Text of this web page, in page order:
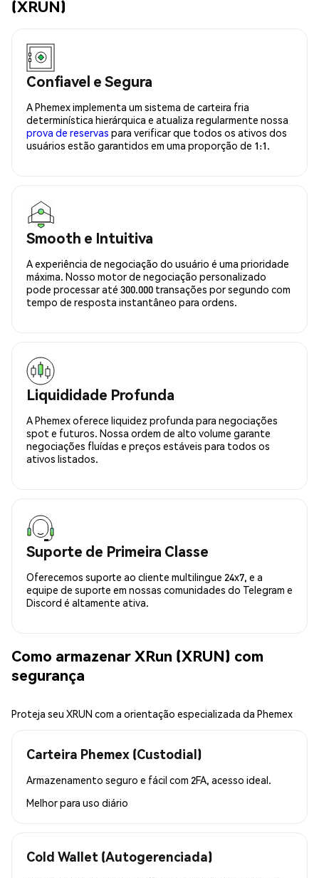
(XRUN)
Confiavel e Segura
A Phemex implementa um sistema de carteira fria
determinística hierárquica e atualiza regularmente nossa
prova de reservas para verificar que todos os ativos dos
usuários estão garantidos em uma proporção de 1:1.
Smooth e Intuitiva
A experiência de negociação do usuário é uma prioridade
máxima. Nosso motor de negociação personalizado
pode processar até 300.000 transações por segundo com
tempo de resposta instantâneo para ordens.
Liquididade Profunda
A Phemex oferece liquidez profunda para negociações
spot e futuros. Nossa ordem de alto volume garante
negociações fluídas e preços estáveis para todos os
ativos listados.
Suporte de Primeira Classe
Oferecemos suporte ao cliente multilingue 24x7, e a
equipe de suporte em nossas comunidades do Telegram e
Discord é altamente ativa.
Como armazenar XRun (XRUN) com
segurança
Proteja seu XRUN com a orientação especializada da Phemex
Carteira Phemex (Custodial)
Armazenamento seguro e fácil com 2FA, acesso ideal.
Melhor para uso diário
Cold Wallet (Autogerenciada)